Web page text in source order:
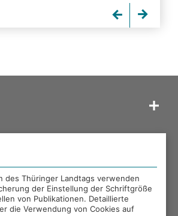
THÜRINGER LANDTAGS
des Thüringer Landtags verwenden
der Einstellung der Schriftgröße
von Publikationen. Detaillierte
die Verwendung von Cookies auf